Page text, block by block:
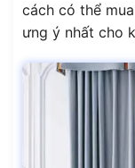
cách có thể
ưng ý nhất cho